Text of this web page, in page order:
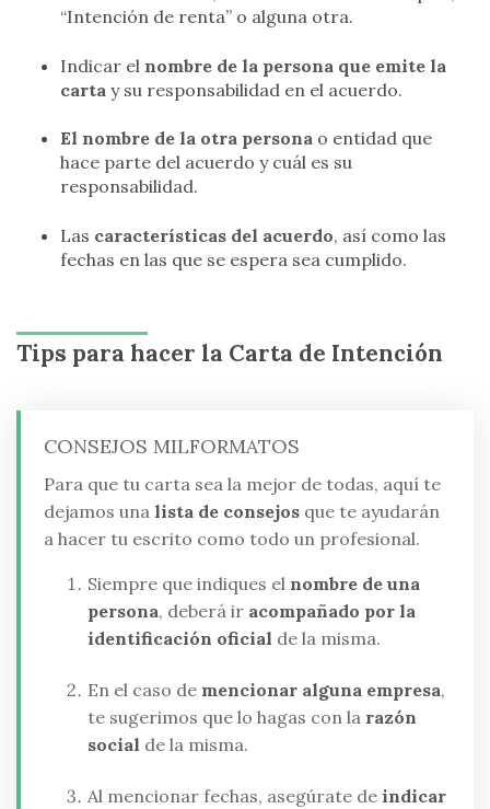
“Intención de renta” o alguna otra.
Indicar el nombre de la persona que emite la
carta y su responsabilidad en el acuerdo.
El nombre de la otra persona o entidad que
hace parte del acuerdo y cuál es su
responsabilidad.
Las características del acuerdo, así como las
fechas en las que se espera sea cumplido.
Tips para hacer la Carta de Intención
CONSEJOS MILFORMATOS
Para que tu carta sea la mejor de todas, aquí te
dejamos una lista de consejosque te ayudarán
a hacer tu escrito como todo un profesional.
Siempre que indiques el nombre de una
persona, deberá ir acompañado por la
identificación oficial de la misma.
En el caso de mencionar alguna empresa,
te sugerimos que lo hagas con la razón
social de la misma.
Al mencionar fechas, asegúrate deindicar